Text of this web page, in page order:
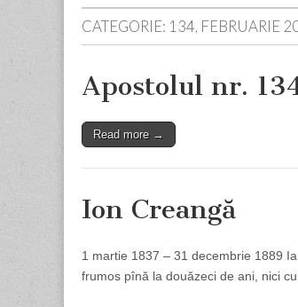
menu
content
CATEGORIE: 134, FEBRUARIE
Apostolul nr.
Read more →
Ion Creangă
1 martie 1837 – 31 decembrie 1889
frumos pînă la douăzeci de ani, nici